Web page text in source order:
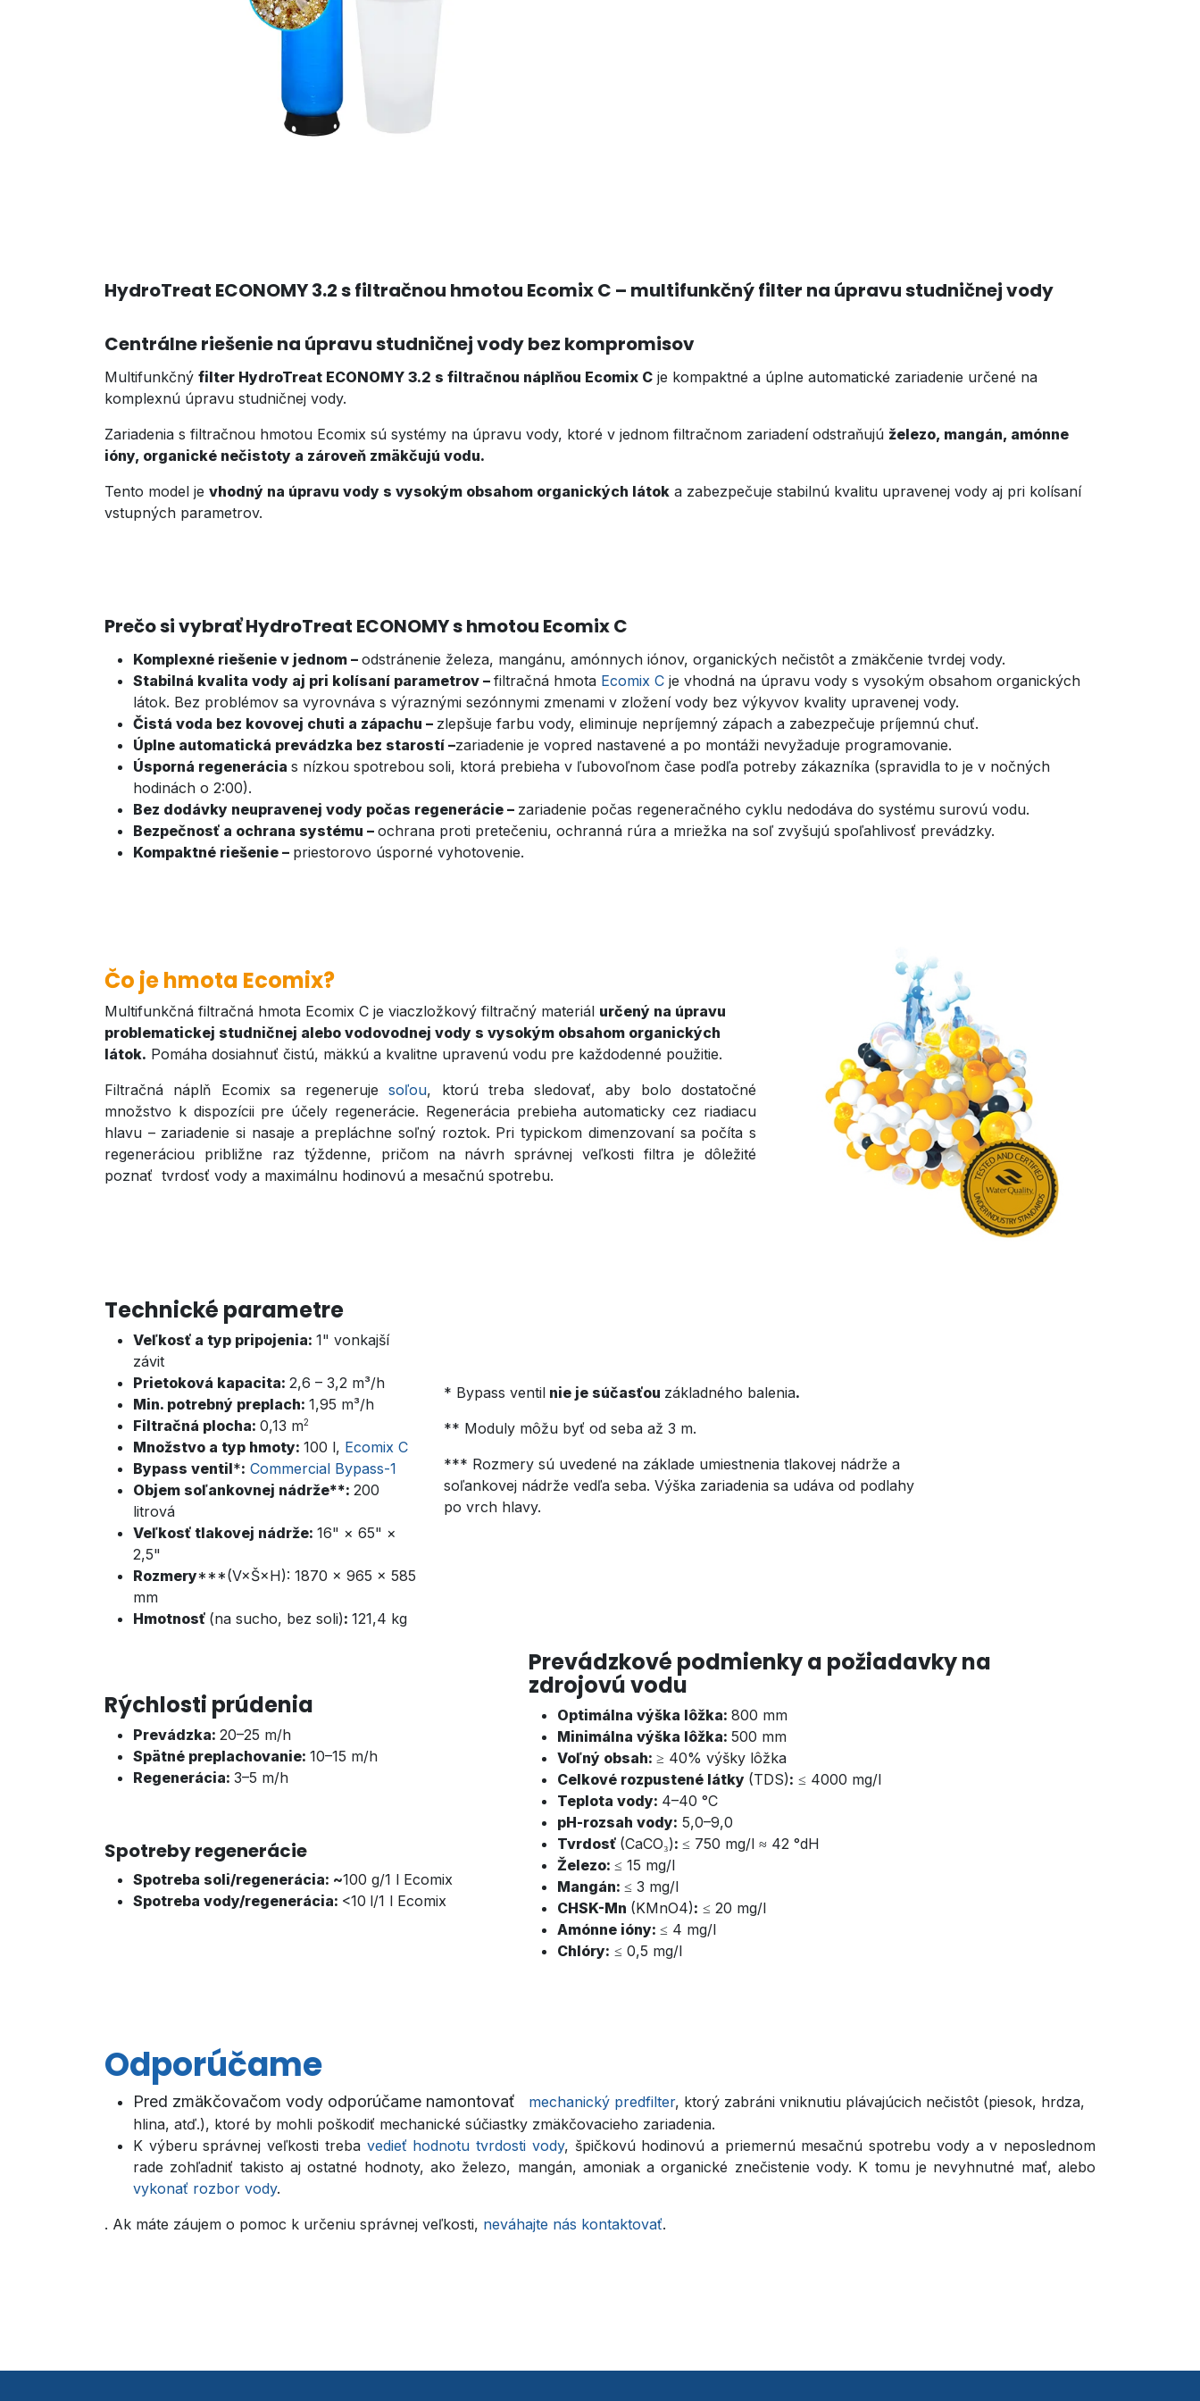
HydroTreat ECONOMY 3.2 s filtračnou hmotou Ecomix C – multifunkčný filter na úpravu studničnej vody
Centrálne riešenie na úpravu studničnej vody bez kompromisov
Multifunkčný filter HydroTreat ECONOMY 3.2 s filtračnou náplňou Ecomix C je kompaktné a úplne automatické zariadenie určené na
komplexnú úpravu studničnej vody.
Zariadenia s filtračnou hmotou Ecomix sú systémy na úpravu vody, ktoré v jednom filtračnom zariadení odstraňujú železo, mangán, amónne
ióny, organické nečistoty a zároveň zmäkčujú vodu.
Tento model je vhodný na úpravu vody s vysokým obsahom organických látok a zabezpečuje stabilnú kvalitu upravenej vody aj pri kolísaní
vstupných parametrov.
Prečo si vybrať HydroTreat ECONOMY s hmotou Ecomix C
Komplexné riešenie v jednom – odstránenie železa, mangánu, amónnych iónov, organických nečistôt a zmäkčenie tvrdej vody.
Stabilná kvalita vody aj pri kolísaní parametrov – filtračná hmota Ecomix C je vhodná na úpravu vody s vysokým obsahom organických
látok. Bez problémov sa vyrovnáva s výraznými sezónnymi zmenami v zložení vody bez výkyvov kvality upravenej vody.
Čistá voda bez kovovej chuti a zápachu – zlepšuje farbu vody, eliminuje nepríjemný zápach a zabezpečuje príjemnú chuť.
Úplne automatická prevádzka bez starostí –zariadenie je vopred nastavené a po montáži nevyžaduje programovanie.
Úsporná regenerácia s nízkou spotrebou soli, ktorá prebieha v ľubovoľnom čase podľa potreby zákazníka (spravidla to je v nočných
hodinách o 2:00).
Bez dodávky neupravenej vody počas regenerácie – zariadenie počas regeneračného cyklu nedodáva do systému surovú vodu.
Bezpečnosť a ochrana systému – ochrana proti pretečeniu, ochranná rúra a mriežka na soľ zvyšujú spoľahlivosť prevádzky.
Kompaktné riešenie – priestorovo úsporné vyhotovenie.
Čo je hmota​​ Ecomix?
Multifunkčná filtračná hmota Ecomix C je viaczložkový filtračný materiál určený na úpravu
problematickej studničnej alebo vodovodnej vody s vysokým obsahom organických
látok. Pomáha dosiahnuť čistú, mäkkú a kvalitne upravenú vodu pre každodenné použitie.
Filtračná náplň Ecomix sa regenerujesoľou, ktorú treba sledovať, aby bolo dostatočné
množstvo k dispozícii pre účely regenerácie. Regenerácia prebieha automaticky cez riadiacu
hlavu – zariadenie si nasaje a prepláchne soľný roztok. Pri typickom dimenzovaní sa počíta s
regeneráciou približne raz týždenne, pričom na návrh správnej veľkosti filtra je dôležité
poznať tvrdosť vody a maximálnu hodinovú a mesačnú spotrebu.
Technické parametre
Veľkosť a typ pripojenia: 1" vonkajší
závit
Prietoková kapacita: 2,6 – 3,2 m³/h
Min. potrebný preplach: 1,95 m³/h
Filtračná plocha: 0,13 m2
Množstvo a typ hmoty: 100 l, Ecomix C
Bypass ventil*: Commercial Bypass-1
Objem soľankovnej nádrže**: 200
litrová
Veľkosť tlakovej nádrže: 16" × 65" ×
2,5"
Rozmery***(V×Š×H): 1870 × 965 × 585
mm
Hmotnosť (na sucho, bez soli): 121,4 kg
* Bypass ventil nie je súčasťou základného balenia.
** Moduly môžu byť od seba až 3 m.
*** Rozmery sú uvedené na základe umiestnenia tlakovej nádrže a
soľankovej nádrže vedľa seba. Výška zariadenia sa udáva od podlahy
po vrch hlavy.
Rýchlosti prúdenia
Prevádzka: 20–25 m/h
Spätné preplachovanie: 10–15 m/h
Regenerácia: 3–5 m/h
Spotreby regenerácie
Spotreba soli/regenerácia: ~100 g/1 l Ecomix
Spotreba vody/regenerácia: <10 l/1 l Ecomix
Prevádzkové podmienky a požiadavky na
zdrojovú vodu
Optimálna výška lôžka: 800 mm
Minimálna výška lôžka: 500 mm
Voľný obsah: ≥ 40% výšky lôžka
Celkové rozpustené látky (TDS): ≤ 4000 mg/l
Teplota vody: 4–40 °C
pH-rozsah vody: 5,0–9,0
Tvrdosť (CaCO₃): ≤ 750 mg/l ≈ 42 °dH
Železo: ≤ 15 mg/l
Mangán: ≤ 3 mg/l
CHSK-Mn (KMnO4): ≤ 20 mg/l
Amónne ióny: ≤ 4 mg/l
Chlóry: ≤ 0,5 mg/l
Odporúčame
Pred zmäkčovačom vody odporúčame namontovať mechanický predfilter, ktorý zabráni vniknutiu plávajúcich nečistôt (piesok, hrdza,
hlina, atď.), ktoré by mohli poškodiť mechanické súčiastky zmäkčovacieho zariadenia.
K výberu správnej veľkosti treba vedieť hodnotu tvrdosti vody, špičkovú hodinovú a priemernú mesačnú spotrebu vody a v neposlednom
rade zohľadniť takisto aj ostatné hodnoty, ako železo, mangán, amoniak a organické znečistenie vody. K tomu je nevyhnutné mať, alebo
vykonať rozbor vody.
. Ak máte záujem o pomoc k určeniu správnej veľkosti, neváhajte nás kontaktovať.